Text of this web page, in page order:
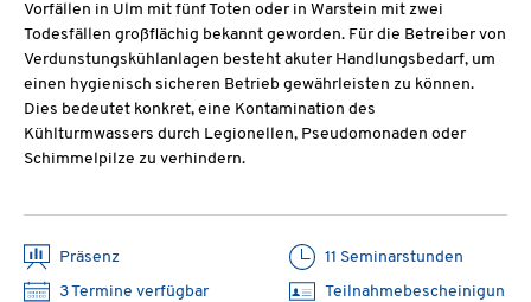
Vorfällen in Ulm mit fünf Toten oder in Warstein mit zwei
Todesfällen großflächig bekannt geworden. Für die Betreiber von
Verdunstungskühlanlagen besteht akuter Handlungsbedarf, um
einen hygienisch sicheren Betrieb gewährleisten zu können.
Dies bedeutet konkret, eine Kontamination des
Kühlturmwassers durch Legionellen, Pseudomonaden oder
Schimmelpilze zu verhindern.
Präsenz
11 Seminarstunden
3 Termine verfügbar
Teilnahmebescheinigun